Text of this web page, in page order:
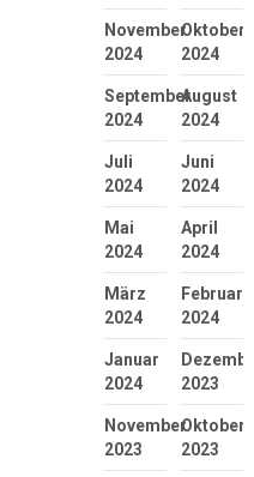
November
2024
Oktober
2024
September
2024
August
2024
Juli
2024
Juni
2024
Mai
2024
April
2024
März
2024
Februar
2024
Januar
2024
2023
November
2023
Oktober
2023